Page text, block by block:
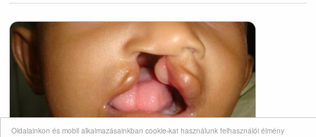
Oldalainkon és mobil alkalmazásainkban cookie-kat használunk felhasználói élmény